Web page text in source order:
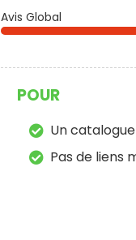
Avis Global
POUR
Un
Pas de liens